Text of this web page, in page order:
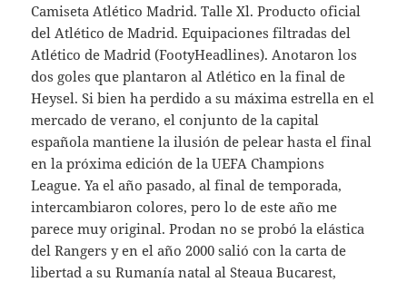
Camiseta Atlético Madrid. Talle Xl. Producto oficial
del Atlético de Madrid. Equipaciones filtradas del
Atlético de Madrid (FootyHeadlines). Anotaron los
dos goles que plantaron al Atlético en la final de
Heysel. Si bien ha perdido a su máxima estrella en el
mercado de verano, el conjunto de la capital
española mantiene la ilusión de pelear hasta el final
en la próxima edición de la UEFA Champions
League. Ya el año pasado, al final de temporada,
intercambiaron colores, pero lo de este año me
parece muy original. Prodan no se probó la elástica
del Rangers y en el año 2000 salió con la carta de
libertad a su Rumanía natal al Steaua Bucarest,